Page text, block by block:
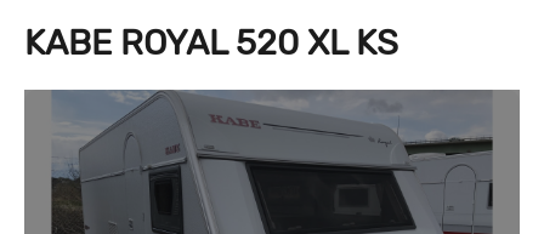
KABE ROYAL 520 XL KS